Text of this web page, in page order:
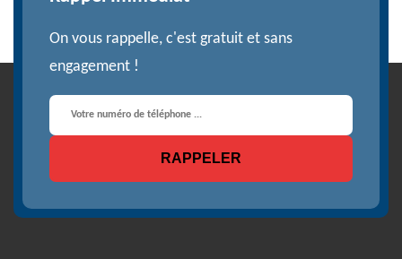
On vous rappelle, c'est gratuit et sans
engagement !